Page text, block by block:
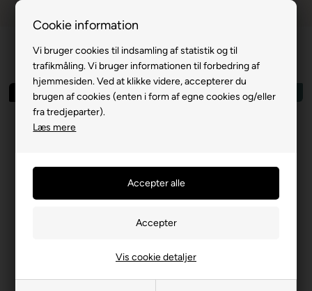
Cookie information
Vi bruger cookies til indsamling af statistik og til
trafikmåling. Vi bruger informationen til forbedring af
hjemmesiden. Ved at klikke videre, accepterer du
brugen af cookies (enten i form af egne cookies og/eller
fra tredjeparter).
Læs mere
Vis cookie detaljer
Spar 58% Outlet